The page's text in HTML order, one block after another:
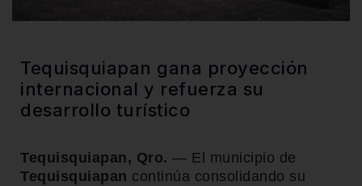
Tequisquiapan gana proyección
internacional y refuerza su
desarrollo turístico
Tequisquiapan, Qro. — El municipio de
Tequisquiapan continúa consolidando su